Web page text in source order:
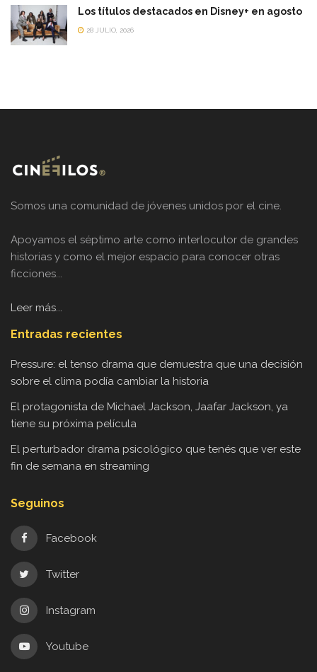
Los títulos destacados en Disney+ en agosto
28 JULIO, 2026
Somos una comunidad de jóvenes unidos por el cine.
Apoyamos el séptimo arte como interlocutor de grandes
historias y como el mejor espacio para conocer otras
ficciones...
Leer más...
Entradas recientes
Pressure: el tenso drama que demuestra que una decisión
sobre el clima podía cambiar la historia
El protagonista de Michael Jackson, Jaafar Jackson, ya
tiene su próxima película
El perturbador drama psicológico que tenés que ver este
fin de semana en streaming
Seguinos
Facebook
Twitter
Instagram
Youtube